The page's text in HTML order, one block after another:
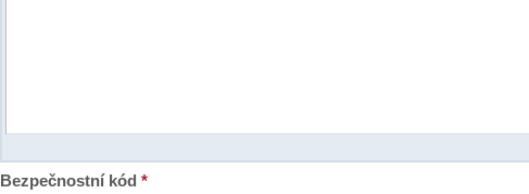
Bezpečnostní kód*